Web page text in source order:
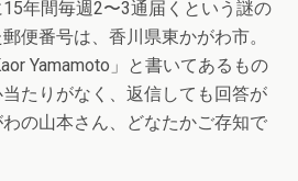
年間毎週2〜3通届くという謎の
便番号は、香川県東かがわ市。
Yamamoto」と書いてあるもの
たりがなく、返信しても回答が
の山本さん、どなたかご存知で